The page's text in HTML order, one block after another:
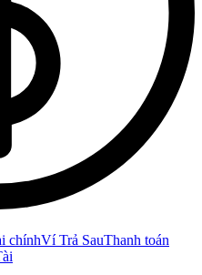
chínhVí Trả SauThanh toán